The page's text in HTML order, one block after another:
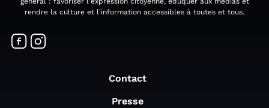
rendre la culture et l'information accessibles à toutes et tous.
Contact
Presse